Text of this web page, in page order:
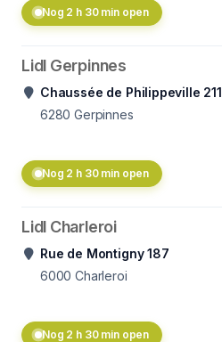
Nog 2 h 30 min open
Lidl Gerpinnes
Chaussée de Philippeville 211
6280 Gerpinnes
Nog 2 h 30 min open
Lidl Charleroi
Rue de Montigny 187
6000 Charleroi
Nog 2 h 30 min open